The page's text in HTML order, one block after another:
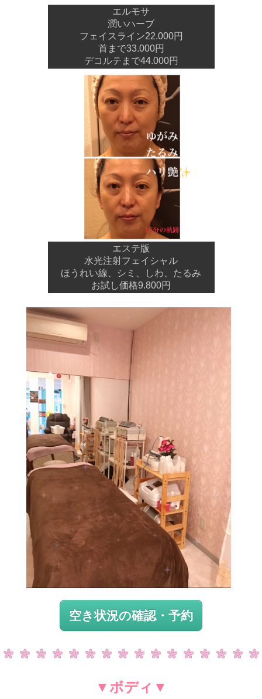
エルモサ
潤いハーブ
フェイスライン22.000円
首まで33.000円
デコルテまで44.000円
エステ版
水光注射フェイシャル
ほうれい線、シミ、しわ、たるみ
お試し価格9.800円
空き状況の確認・予約
▼ボディ▼